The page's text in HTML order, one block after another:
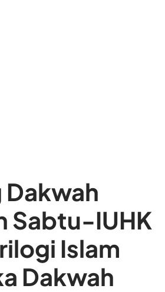
Dakwah
Sabtu-IUHK
Islam
Dakwah